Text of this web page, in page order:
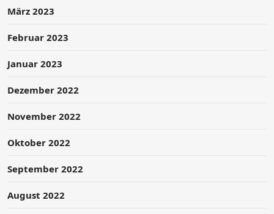
März 2023
Februar 2023
Januar 2023
Dezember 2022
November 2022
Oktober 2022
September 2022
August 2022